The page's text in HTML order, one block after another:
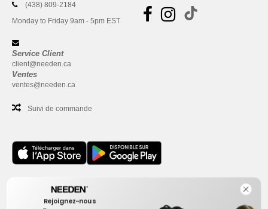
(438) 809-2184
Monday to Friday 9am - 5pm EST
Service Client
client@needen.ca
Ventes
ventes@needen.ca
Suivi de commande
Bureau
One Dundas Street West Suite 2500
Rejoignez-nous